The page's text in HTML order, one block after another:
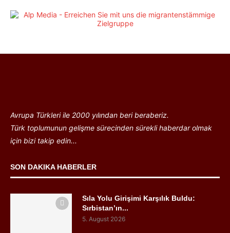
Avrupa Türkleri ile 2000 yılından beri beraberiz.
Türk toplumunun gelişme sürecinden sürekli haberdar olmak
için bizi takip edin...
SON DAKIKA HABERLER
Sıla Yolu Girişimi Karşılık Buldu:
Sırbistan’ın...
5. August 2026